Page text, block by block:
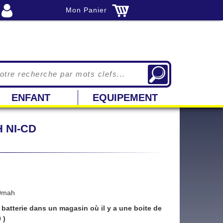
Mon Panier
ENFANT EQUIPEMENT
NI-CD
dans un magasin où il y a une boite de
)